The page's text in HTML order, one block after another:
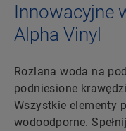
Innowacyjne
Alpha Vinyl
Rozlana woda na
podniesione
Wszystkie elementy
wodoodporne.